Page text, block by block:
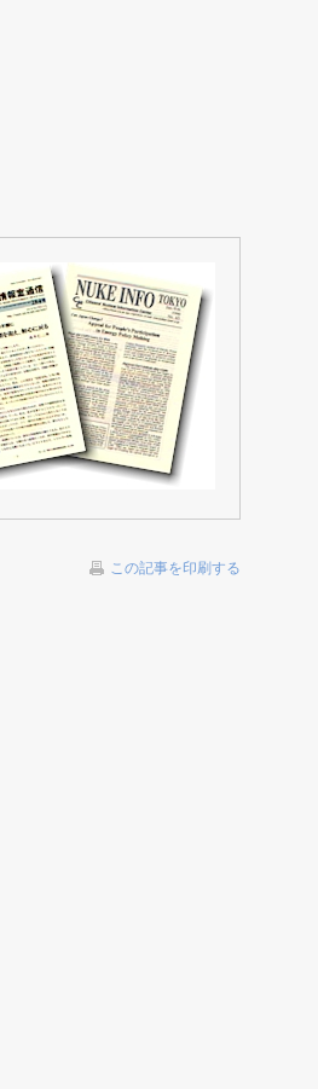
この記事を印刷する